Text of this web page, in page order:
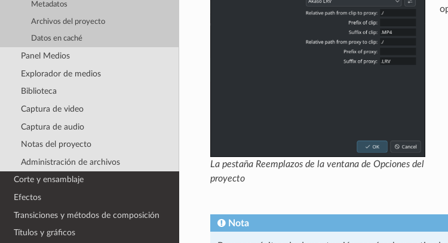
Metadatos
Archivos del proyecto
Datos en caché
Panel Medios
Explorador de medios
Biblioteca
Captura de video
Captura de audio
Notas del proyecto
Administración de archivos
Corte y ensamblaje
Efectos
Transiciones y métodos de composición
Títulos y gráficos
La pestaña Reemplazosde la ventana de Opciones del
proyecto
Nota